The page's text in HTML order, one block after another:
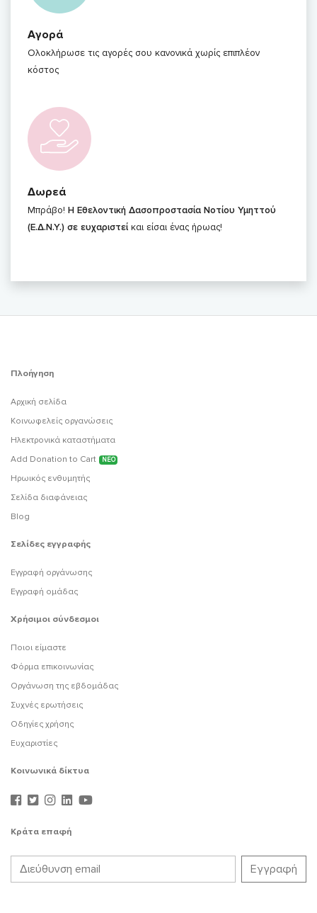
Αγορά
Ολοκλήρωσε τις αγορές σου κανονικά χωρίς επιπλέον
κόστος
Δωρεά
Μπράβο! Η Εθελοντική Δασοπροστασία Νοτίου Υμηττού
(Ε.Δ.Ν.Υ.) σε ευχαριστεί και είσαι ένας ήρωας!
Πλοήγηση
Αρχική σελίδα
Κοινωφελείς οργανώσεις
Ηλεκτρονικά καταστήματα
Add Donation to Cart
ΝΕΟ
Ηρωικός ενθυμητής
Σελίδα διαφάνειας
Blog
Σελίδες εγγραφής
Εγγραφή οργάνωσης
Εγγραφή ομάδας
Χρήσιμοι σύνδεσμοι
Ποιοι είμαστε
Φόρμα επικοινωνίας
Οργάνωση της εβδομάδας
Συχνές ερωτήσεις
Οδηγίες χρήσης
Ευχαριστίες
Κοινωνικά δίκτυα
Κράτα επαφή